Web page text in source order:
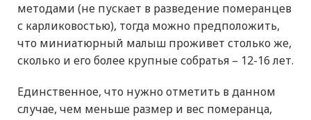
методами (не пускает в разведение померанцев
с карликовостью), тогда можно предположить,
что миниатюрный малыш проживет столько же,
сколько и его более крупные собратья – 12-16 лет.
Единственное, что нужно отметить в данном
случае, чем меньше размер и вес померанца,